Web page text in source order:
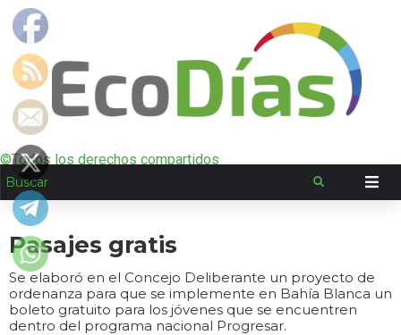
©Todos los derechos compartidos
Pasajes gratis
Se elaboró en el Concejo Deliberante un proyecto de
ordenanza para que se implemente en Bahía Blanca un
boleto gratuito para los jóvenes que se encuentren
dentro del programa nacional Progresar.